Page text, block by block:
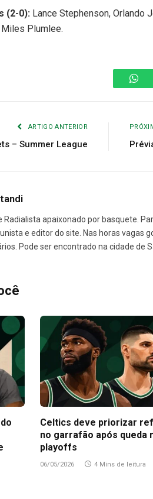
(2-0): Lance Stephenson, Orlando
Plumlee.
ARTIGO ANTERIOR
– Summer League
Radialista apaixonado por basquete.
e editor do site. Nas horas vagas
Pode ser encontrado na cidade de
Celtics deve priorizar
no garrafão após queda
playoffs
06/05/2026 4 Mins de leitura